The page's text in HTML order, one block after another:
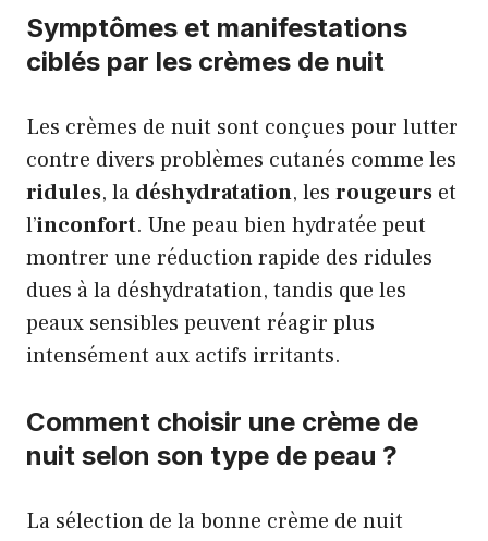
Symptômes et manifestations
ciblés par les crèmes de nuit
Les crèmes de nuit sont conçues pour lutter
contre divers problèmes cutanés comme les
ridules, la déshydratation, les rougeurs et
l’inconfort. Une peau bien hydratée peut
montrer une réduction rapide des ridules
dues à la déshydratation, tandis que les
peaux sensibles peuvent réagir plus
intensément aux actifs irritants.
Comment choisir une crème de
nuit selon son type de peau ?
La sélection de la bonne crème de nuit